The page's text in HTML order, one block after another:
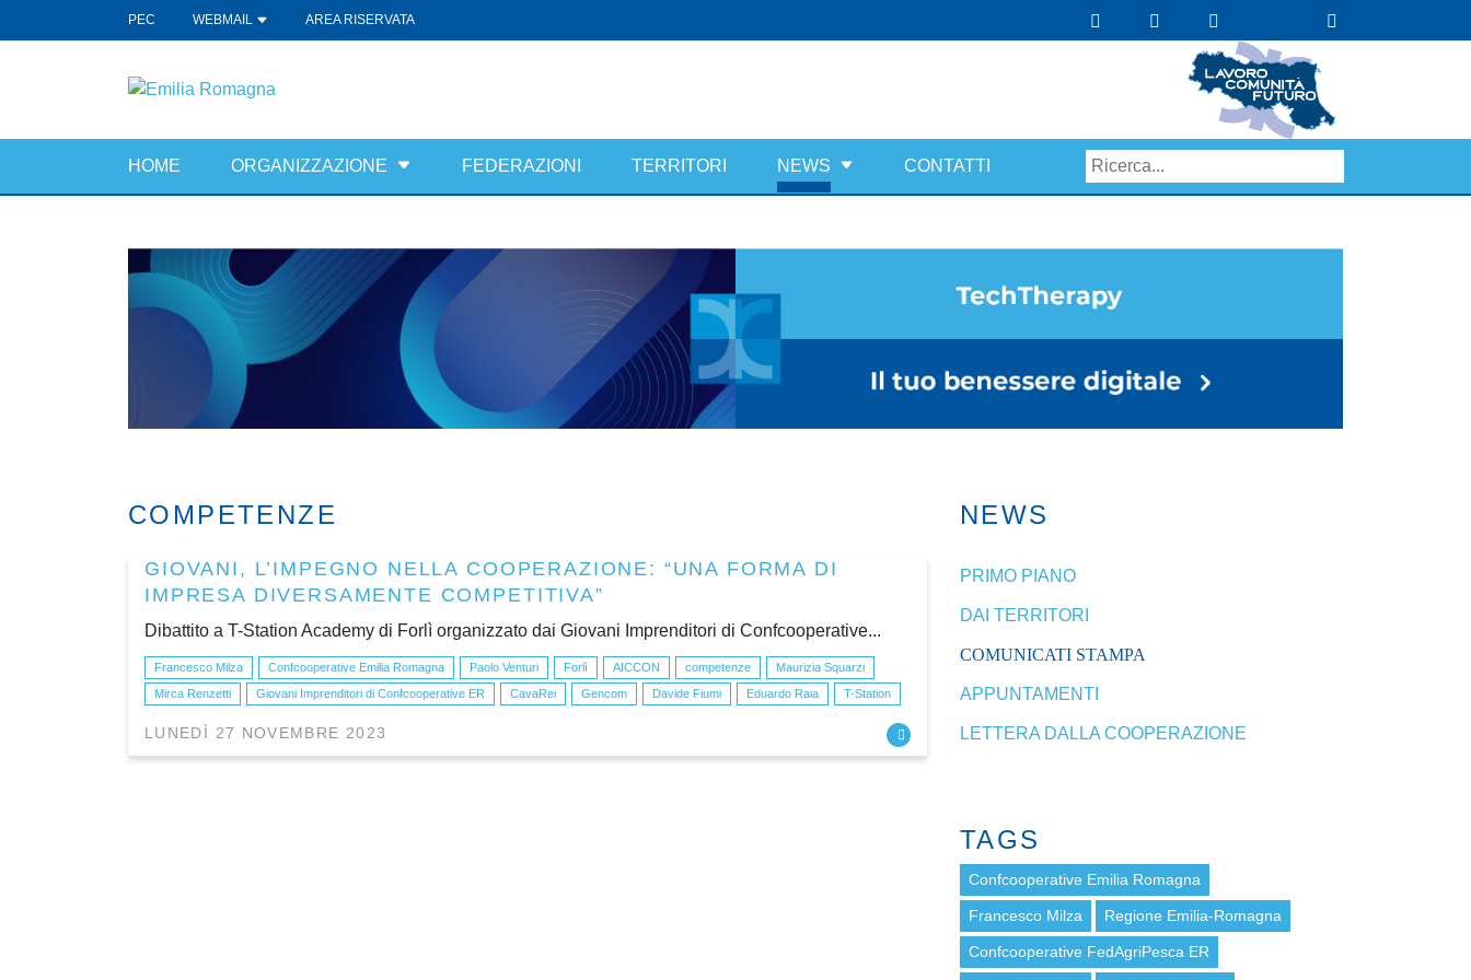
PEC WEBMAIL AREA RISERVATA
HOME ORGANIZZAZIONE FEDERAZIONI TERRITORI NEWS CONTATTI
COMPETENZE
GIOVANI, L’IMPEGNO NELLA COOPERAZIONE: “UNA FORMA DI
IMPRESA DIVERSAMENTE COMPETITIVA”
Dibattito a T-Station Academy di Forlì organizzato dai Giovani Imprenditori di Confcooperative...
Francesco Milza Confcooperative Emilia Romagna Paolo Venturi Forlì AICCON competenze
Maurizia Squarzi
Mirca Renzetti
Giovani Imprenditori di Confcooperative ER CavaRei Gencom Davide Fiumi Eduardo Raia T-Station
LUNEDÌ 27 NOVEMBRE 2023
NEWS
PRIMO PIANO
DAI TERRITORI
COMUNICATI STAMPA
APPUNTAMENTI
LETTERA DALLA COOPERAZIONE
TAGS
Confcooperative Emilia Romagna
Francesco Milza Regione Emilia-Romagna
Confcooperative FedAgriPesca ER